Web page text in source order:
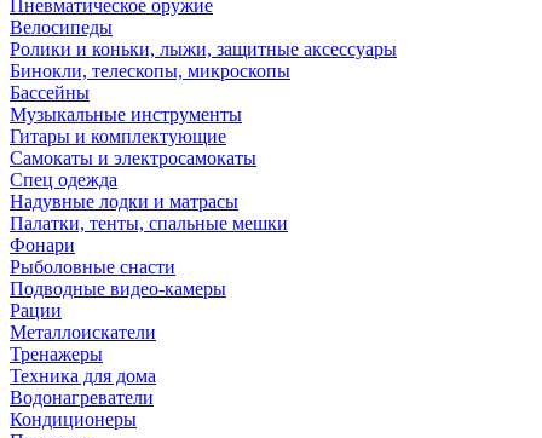
Пневматическое оружие
Велосипеды
Ролики и коньки, лыжи, защитные аксессуары
Бинокли, телескопы, микроскопы
Бассейны
Музыкальные инструменты
Гитары и комплектующие
Самокаты и электросамокаты
Спец одежда
Надувные лодки и матрасы
Палатки, тенты, спальные мешки
Фонари
Рыболовные снасти
Подводные видео-камеры
Рации
Металлоискатели
Тренажеры
Техника для дома
Водонагреватели
Кондиционеры